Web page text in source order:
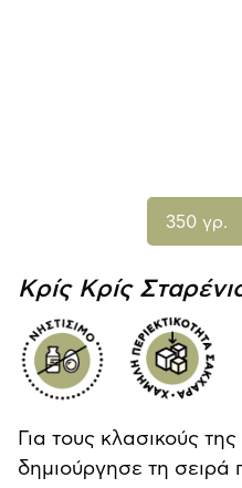
Κρίς Κρίς
Για τους κλασικούς
δημιούργησε τη σειρά
350 γρ.